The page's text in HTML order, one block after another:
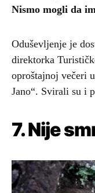
Nismo mogli da
Oduševljenje je
direktorka
oproštajnoj večeri
Jano“. Svirali su i
7. Nije